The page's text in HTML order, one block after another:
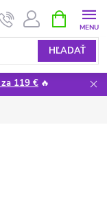
HĽADAŤ
KOŠÍK
119 € 🔥